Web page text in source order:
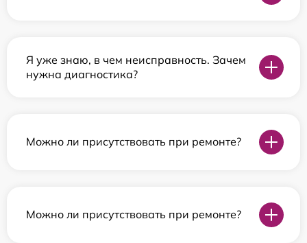
Я уже знаю, в чем неисправность. Зачем
нужна диагностика?
Можно ли присутствовать при ремонте?
Можно ли присутствовать при ремонте?